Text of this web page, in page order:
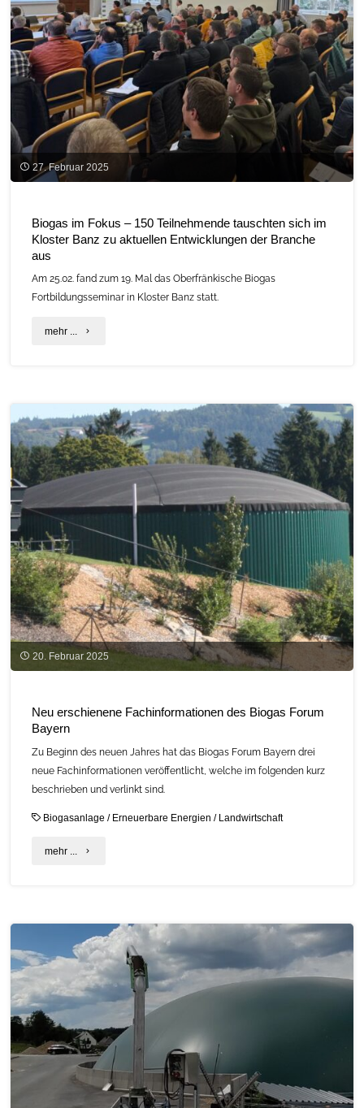
27. Februar 2025
Biogas im Fokus – 150 Teilnehmende tauschten sich im
Kloster Banz zu aktuellen Entwicklungen der Branche
aus
Am 25.02. fand zum 19. Mal das Oberfränkische Biogas
Fortbildungsseminar in Kloster Banz statt.
mehr ... "Biogas
–
150
Teilnehmende
sich
im
Kloster
Banz
zu
aktuellen
Branche
aus "
20. Februar 2025
Neu erschienene Fachinformationen des Biogas Forum
Bayern
Zu Beginn des neuen Jahres hat das Biogas Forum Bayern drei
neue Fachinformationen veröffentlicht, welche im folgenden kurz
beschrieben und verlinkt sind.
Biogasanlage / Erneuerbare Energien / Landwirtschaft
mehr ... "Neu
des
Biogas
Forum